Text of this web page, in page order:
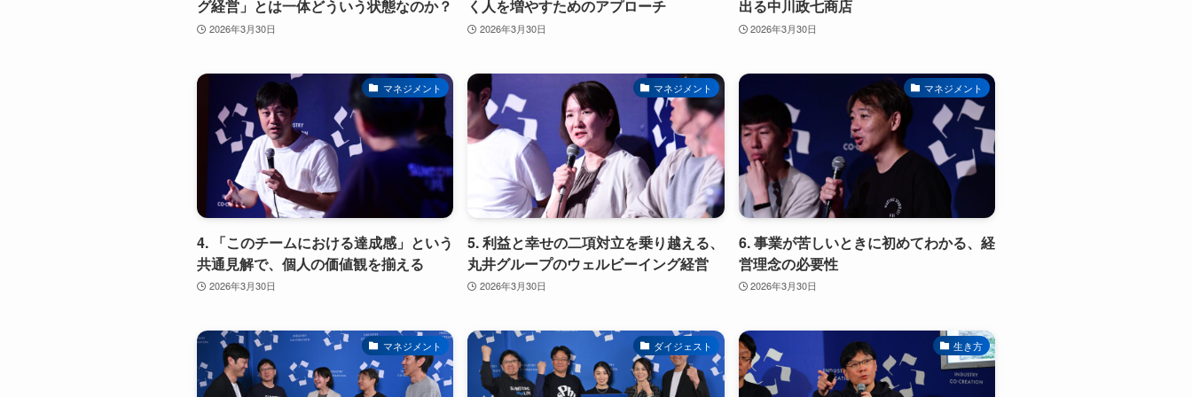
グ経営」とは一体どういう状態なのか？
2026年3月30日
く人を増やすためのアプローチ
2026年3月30日
出る中川政七商店
2026年3月30日
マネジメント
4. 「このチームにおける達成感」という
共通見解で、個人の価値観を揃える
2026年3月30日
マネジメント
5. 利益と幸せの二項対立を乗り越える、
丸井グループのウェルビーイング経営
2026年3月30日
マネジメント
6. 事業が苦しいときに初めてわかる、経
営理念の必要性
2026年3月30日
マネジメント ダイジェスト 生き方